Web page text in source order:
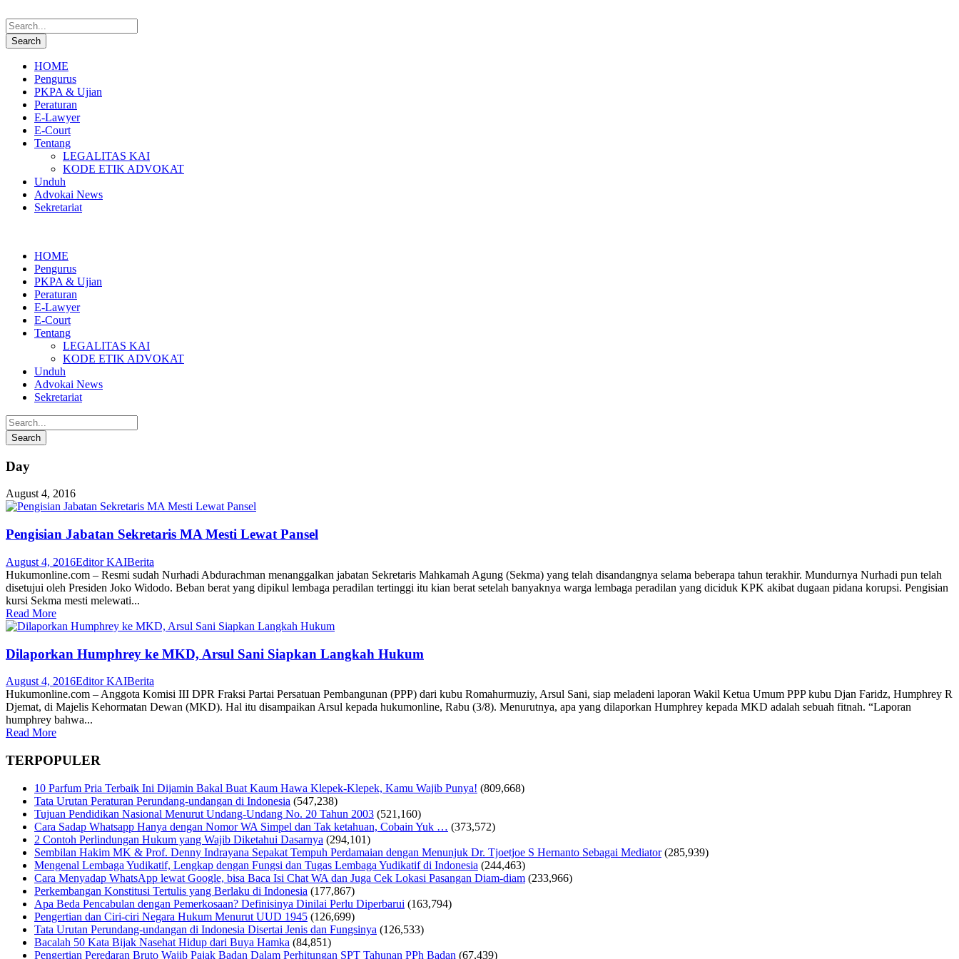
HOME
Pengurus
PKPA & Ujian
Peraturan
E-Lawyer
E-Court
Tentang
LEGALITAS KAI
KODE ETIK ADVOKAT
Unduh
Advokai News
Sekretariat
HOME
Pengurus
PKPA & Ujian
Peraturan
E-Lawyer
E-Court
Tentang
LEGALITAS KAI
KODE ETIK ADVOKAT
Unduh
Advokai News
Sekretariat
Day
August 4, 2016
Pengisian Jabatan Sekretaris MA Mesti Lewat Pansel
August 4, 2016Editor KAIBerita
Hukumonline.com – Resmi sudah Nurhadi Abdurachman menanggalkan jabatan Sekretaris Mahkamah Agung (Sekma) yang telah disandangnya selama beberapa tahun terakhir. Mundurnya Nurhadi pun telah
disetujui oleh Presiden Joko Widodo. Beban berat yang dipikul lembaga peradilan tertinggi itu kian berat setelah banyaknya warga lembaga peradilan yang diciduk KPK akibat dugaan pidana korupsi. Pengisian
kursi Sekma mesti melewati...
Read More
Dilaporkan Humphrey ke MKD, Arsul Sani Siapkan Langkah Hukum
August 4, 2016Editor KAIBerita
Hukumonline.com – Anggota Komisi III DPR Fraksi Partai Persatuan Pembangunan (PPP) dari kubu Romahurmuziy, Arsul Sani, siap meladeni laporan Wakil Ketua Umum PPP kubu Djan Faridz, Humphrey R
Djemat, di Majelis Kehormatan Dewan (MKD). Hal itu disampaikan Arsul kepada hukumonline, Rabu (3/8). Menurutnya, apa yang dilaporkan Humphrey kepada MKD adalah sebuah fitnah. “Laporan
humphrey bahwa...
Read More
TERPOPULER
10 Parfum Pria Terbaik Ini Dijamin Bakal Buat Kaum Hawa Klepek-Klepek, Kamu Wajib Punya! (809,668)
Tata Urutan Peraturan Perundang-undangan di Indonesia (547,238)
Tujuan Pendidikan Nasional Menurut Undang-Undang No. 20 Tahun 2003 (521,160)
Cara Sadap Whatsapp Hanya dengan Nomor WA Simpel dan Tak ketahuan, Cobain Yuk … (373,572)
2 Contoh Perlindungan Hukum yang Wajib Diketahui Dasarnya (294,101)
Sembilan Hakim MK & Prof. Denny Indrayana Sepakat Tempuh Perdamaian dengan Menunjuk Dr. Tjoetjoe S Hernanto Sebagai Mediator (285,939)
Mengenal Lembaga Yudikatif, Lengkap dengan Fungsi dan Tugas Lembaga Yudikatif di Indonesia (244,463)
Cara Menyadap WhatsApp lewat Google, bisa Baca Isi Chat WA dan Juga Cek Lokasi Pasangan Diam-diam (233,966)
Perkembangan Konstitusi Tertulis yang Berlaku di Indonesia (177,867)
Apa Beda Pencabulan dengan Pemerkosaan? Definisinya Dinilai Perlu Diperbarui (163,794)
Pengertian dan Ciri-ciri Negara Hukum Menurut UUD 1945 (126,699)
Tata Urutan Perundang-undangan di Indonesia Disertai Jenis dan Fungsinya (126,533)
Bacalah 50 Kata Bijak Nasehat Hidup dari Buya Hamka (84,851)
Pengertian Peredaran Bruto Wajib Pajak Badan Dalam Perhitungan SPT Tahunan PPh Badan (67,439)